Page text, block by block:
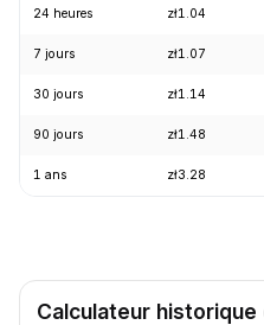
24 heures zł1.04
7 jours zł1.07
30 jours zł1.14
90 jours zł1.48
1 ans zł3.28
Calculateur historique